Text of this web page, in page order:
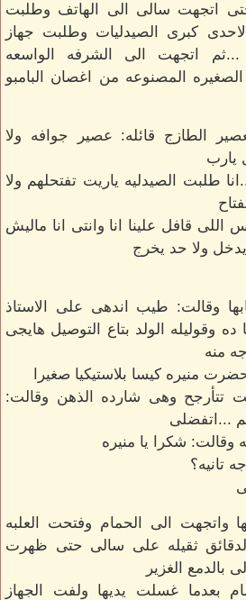
اتجهت سالى الى الهاتف وطلبت
كبرى الصيدليات وطلبت جهاز
اتجهت الى الشرفه الواسعه
المصنوعه من اغصان البامبو
الطازج قائله: عصير جوافه ولا
يارب
طلبت الصيدليه ياريت تفتحلهم ولا
اللى قافل علينا انا وانتى انا ماليش
يدخل ولا حد يخرج
وقالت: طيب اندهى على الاستاذ
ده وقوليله الولد بتاع التوصيل هايجى
منه
منيره كيسا بلاستيكيا صغيرا
تتأرجح وهى شارده الذهن وقالت:
...اتفضلى
شكرا يا منيره
تانيه؟
الى الحمام وفتحت العلبه
ثقيله على سالى حتى ظهرت
بالدمع الغزير
بعدما غسلت يديها ولفت الجهاز